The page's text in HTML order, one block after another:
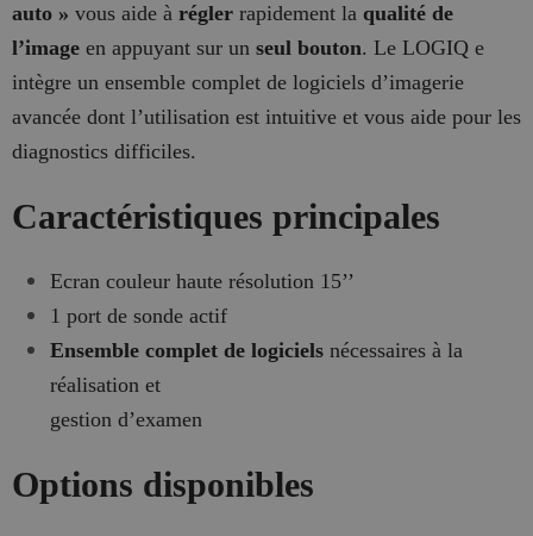
auto » vous aide à régler rapidement la qualité de
l’image en appuyant sur un seul bouton. Le LOGIQ e
intègre un ensemble complet de logiciels d’imagerie
avancée dont l’utilisation est intuitive et vous aide pour les
diagnostics difficiles.
Caractéristiques principales
Ecran couleur haute résolution 15’’
1 port de sonde actif
Ensemble complet de logiciels nécessaires à la
réalisation et
gestion d’examen
Options disponibles